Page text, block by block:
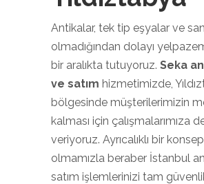
Antikalar, tek tip eşyalar ve
olmadığından dolayı
bir aralıkta tutuyoruz. Seka
ve satım hizmetimizde,
bölgesinde müşterilerimizin
kalması için çalışmalarımıza
veriyoruz. Ayrıcalıklı bir
olmamızla beraber İstanbul
satım işlemlerinizi tam